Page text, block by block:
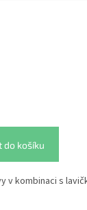
do košíku
v kombinaci s